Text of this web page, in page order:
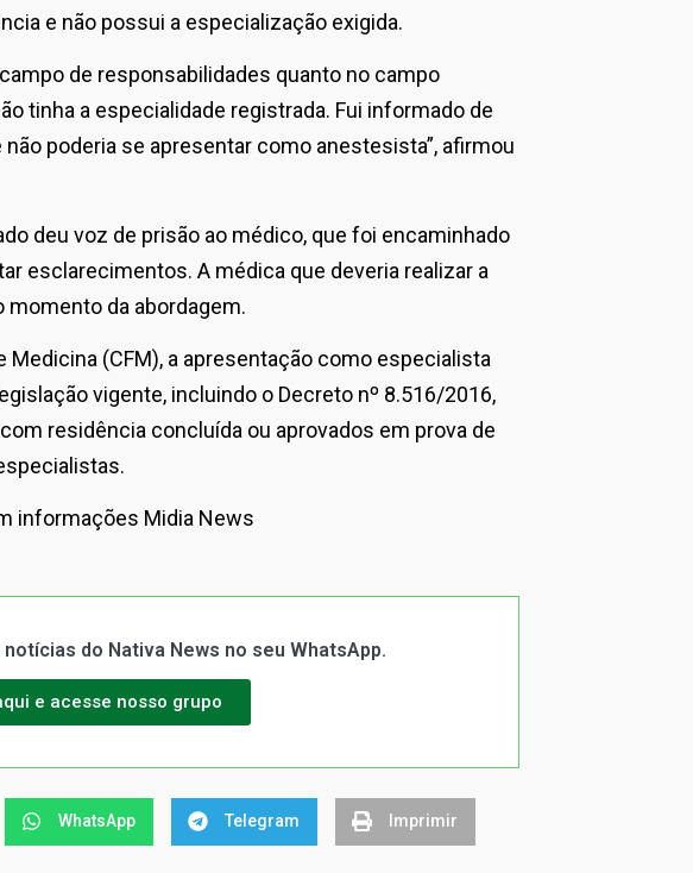
e não possui a especialização exigida.
de responsabilidades quanto no campo
tinha a especialidade registrada. Fui informado de
poderia se apresentar como anestesista”, afirmou
deu voz de prisão ao médico, que foi encaminhado
esclarecimentos. A médica que deveria realizar a
da abordagem.
Medicina (CFM), a apresentação como especialista
vigente, incluindo o Decreto nº 8.516/2016,
residência concluída ou aprovados em prova de
informações Midia News
notícias do Nativa News no seu WhatsApp.
e acesse nosso grupo
WhatsApp Telegram Imprimir